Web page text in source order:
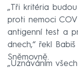
„Tři kritéria
proti nemoci
antigenní test a
dnech,“ řekl
Sněmovně.
„Uznáváním